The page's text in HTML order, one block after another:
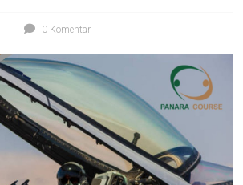
0 Komentar